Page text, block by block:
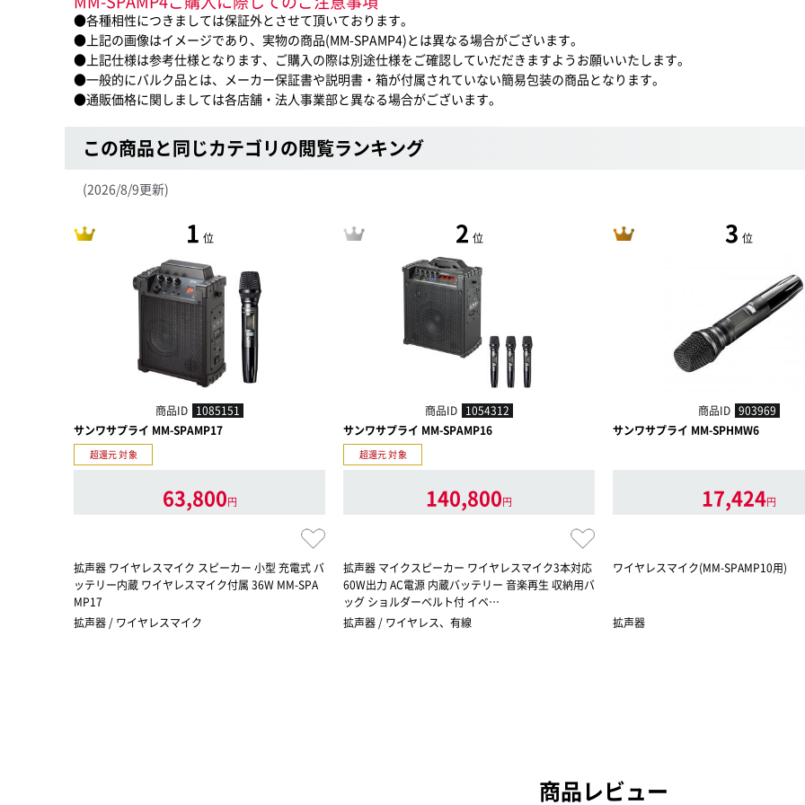
●各種相性につきましては保証外とさせて頂いております。
●上記の画像はイメージであり、実物の商品(MM-SPAMP4)とは異なる場合がございます。
●上記仕様は参考仕様となります、ご購入の際は別途仕様をご確認していだだきますようお願いいたします。
●一般的にバルク品とは、メーカー保証書や説明書・箱が付属されていない簡易包装の商品となります。
●通販価格に関しましては各店舗・法人事業部と異なる場合がございます。
この商品と同じカテゴリの閲覧ランキング
(2026/8/9更新)
1 位
商品ID 1085151
サンワサプライ MM-SPAMP17
超還元 対象
63,800円
拡声器 ワイヤレスマイク スピーカー 小型 充電式 バ
ッテリー内蔵 ワイヤレスマイク付属 36W MM-SPA
MP17
拡声器 / ワイヤレスマイク
2 位
商品ID 1054312
サンワサプライ MM-SPAMP16
超還元 対象
140,800円
拡声器 マイクスピーカー ワイヤレスマイク3本対応
60W出力 AC電源 内蔵バッテリー 音楽再生 収納用バ
ッグ ショルダーベルト付 イベ…
拡声器 / ワイヤレス、有線
3 位
商品ID 903969
サンワサプライ MM-SPHMW6
17,424円
ワイヤレスマイク(MM-SPAMP10用)
拡声器
商品レビュー